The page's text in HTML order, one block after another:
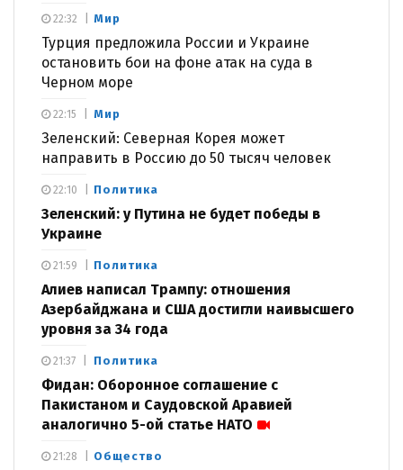
Мир
Турция предложила России и Украине
остановить бои на фоне атак на суда в
Черном море
22:32
Мир
Зеленский: Северная Корея может
направить в Россию до 50 тысяч человек
22:15
Политика
Зеленский: у Путина не будет победы в
Украине
22:10
Политика
Алиев написал Трампу: отношения
Азербайджана и США достигли наивысшего
уровня за 34 года
21:59
Политика
Фидан: Оборонное соглашение с
Пакистаном и Саудовской Аравией
аналогично 5-ой статье НАТО
21:37
Общество
21:28